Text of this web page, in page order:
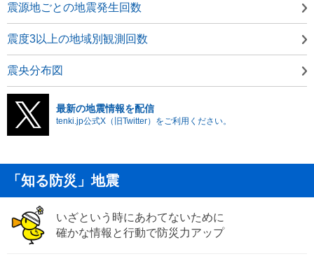
震源地ごとの地震発生回数
震度3以上の地域別観測回数
震央分布図
最新の地震情報を配信
tenki.jp公式X（旧Twitter）をご利用ください。
「知る防災」地震
いざという時にあわてないために
確かな情報と行動で防災力アップ